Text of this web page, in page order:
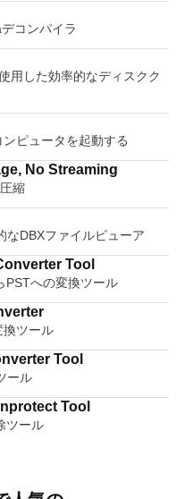
り物理的に損傷したアーカ
す。
コンパイラ
用した効率的なディスクク
ピュータを起動する
No Streaming
縮
なDBXファイルビューア
Tool
PSTへの変換ツール
換ツール
Tool
ール
Tool
ツール